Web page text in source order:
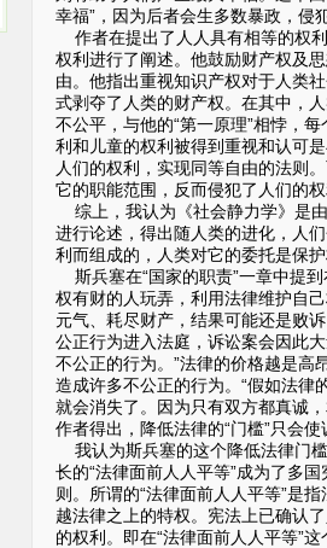
幸福”，因为后者会生多数暴政，侵
作者在提出了人人具有相等的权
权利进行了阐述。他鼓励财产权及
由。他指出重视知识产权对于人类
式剥夺了人类的财产权。在其中，
不公平，与他的“第一原理”相悖，
利和儿童的权利被得到重视和认可
人们的权利，实现同等自由的法则
它的职能范围，反而侵犯了人们的
综上，我认为《社会静力学》是
进行论述，得出随人类的进化，人
利而组成的，人类对它的委托是保
斯兵塞在“国家的职责”一章中提
权有财的人玩弄，利用法律维护自
元气、耗尽财产，结果可能还是败
公正行为进入法庭，诉讼案会因此
不公正的行为。”法律的价格越是高
造成许多不公正的行为。“假如法律
就会消失了。因为只有双方都真诚
作者得出，降低法律的“门槛”只会
我认为斯兵塞的这个降低法律门
长的“法律面前人人平等”成为了多
则。所谓的“法律面前人人平等”是
越法律之上的特权。宪法上已确认
的权利。即在“法律面前人人平等”